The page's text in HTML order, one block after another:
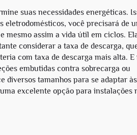
suas necessidades energéticas.
eletrodomésticos, você precisará de
mesmo assim a vida útil em ciclos.
considerar a taxa de descarga,
com taxa de descarga mais alta. E
embutidas contra sobrecarga ou
diversos tamanhos para se adaptar
excelente opção para instalações